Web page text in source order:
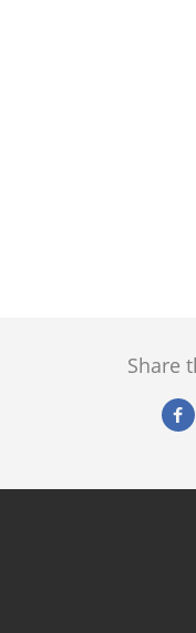
Share